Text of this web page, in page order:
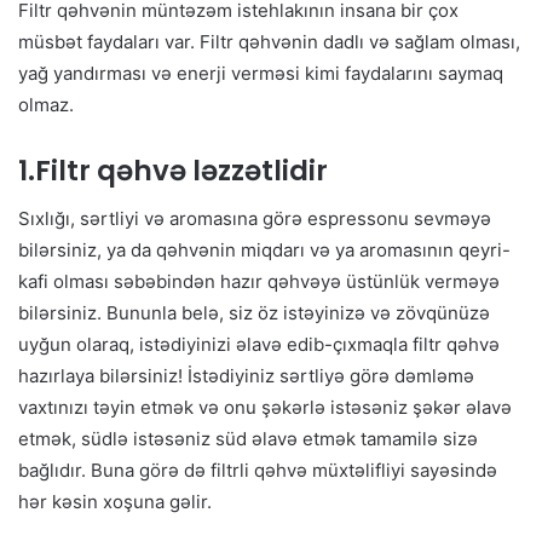
Filtr qəhvənin müntəzəm istehlakının insana bir çox
müsbət faydaları var. Filtr qəhvənin dadlı və sağlam olması,
yağ yandırması və enerji verməsi kimi faydalarını saymaq
olmaz.
1.Filtr qəhvə ləzzətlidir
Sıxlığı, sərtliyi və aromasına görə espressonu sevməyə
bilərsiniz, ya da qəhvənin miqdarı və ya aromasının qeyri-
kafi olması səbəbindən hazır qəhvəyə üstünlük verməyə
bilərsiniz. Bununla belə, siz öz istəyinizə və zövqünüzə
uyğun olaraq, istədiyinizi əlavə edib-çıxmaqla filtr qəhvə
hazırlaya bilərsiniz! İstədiyiniz sərtliyə görə dəmləmə
vaxtınızı təyin etmək və onu şəkərlə istəsəniz şəkər əlavə
etmək, südlə istəsəniz süd əlavə etmək tamamilə sizə
bağlıdır. Buna görə də filtrli qəhvə müxtəlifliyi sayəsində
hər kəsin xoşuna gəlir.